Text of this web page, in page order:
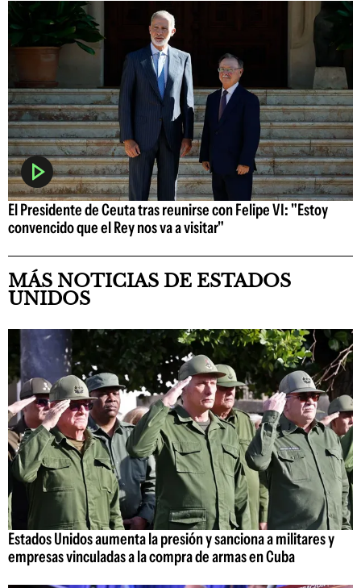
El Presidente de Ceuta tras reunirse con Felipe VI: "Estoy
convencido que el Rey nos va a visitar"
MÁS NOTICIAS DE ESTADOS
UNIDOS
Estados Unidos aumenta la presión y sanciona a militares y
empresas vinculadas a la compra de armas en Cuba